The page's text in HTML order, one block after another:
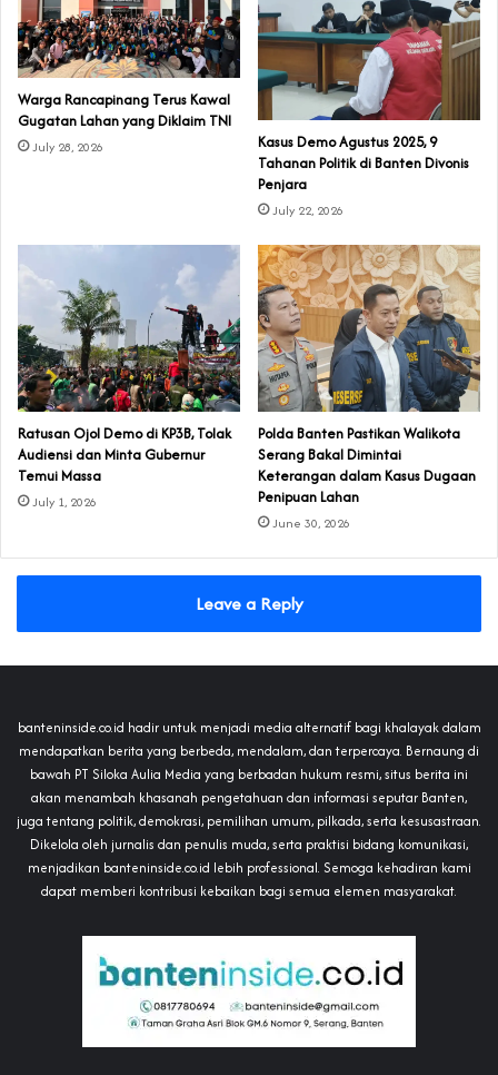
‎Warga Rancapinang Terus Kawal
Gugatan Lahan yang Diklaim TNI‎‎
July 28, 2026
‎Kasus Demo Agustus 2025, 9
Tahanan Politik di Banten Divonis
Penjara
July 22, 2026
‎Ratusan Ojol Demo di KP3B, Tolak
Audiensi dan Minta Gubernur
Temui Massa
July 1, 2026
Polda Banten Pastikan Walikota
Serang Bakal Dimintai
Keterangan dalam Kasus Dugaan
Penipuan Lahan
June 30, 2026
Leave a Reply
banteninside.co.id hadir untuk menjadi media alternatif bagi khalayak dalam
mendapatkan berita yang berbeda, mendalam, dan terpercaya. Bernaung di
bawah PT Siloka Aulia Media yang berbadan hukum resmi, situs berita ini
akan menambah khasanah pengetahuan dan informasi seputar Banten,
juga tentang politik, demokrasi, pemilihan umum, pilkada, serta kesusastraan.
Dikelola oleh jurnalis dan penulis muda, serta praktisi bidang komunikasi,
menjadikan banteninside.co.id lebih professional. Semoga kehadiran kami
dapat memberi kontribusi kebaikan bagi semua elemen masyarakat.